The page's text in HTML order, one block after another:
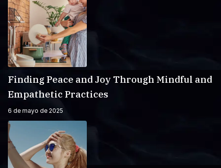
Finding Peace and Joy Through Mindful and
Empathetic Practices
6 de mayo de 2025